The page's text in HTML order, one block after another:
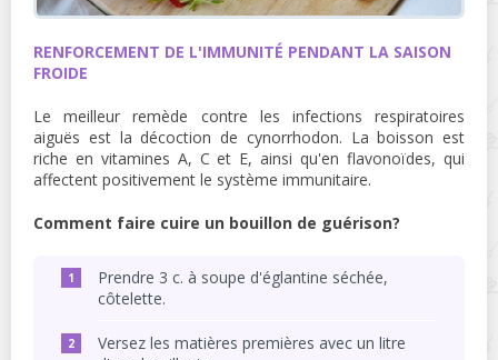
RENFORCEMENT DE L'IMMUNITÉ PENDANT LA SAISON
FROIDE
Le meilleur remède contre les infections respiratoires
aiguës est la décoction de cynorrhodon. La boisson est
riche en vitamines A, C et E, ainsi qu'en flavonoïdes, qui
affectent positivement le système immunitaire.
Comment faire cuire un bouillon de guérison?
Prendre 3 c. à soupe d'églantine séchée,
côtelette.
Versez les matières premières avec un litre